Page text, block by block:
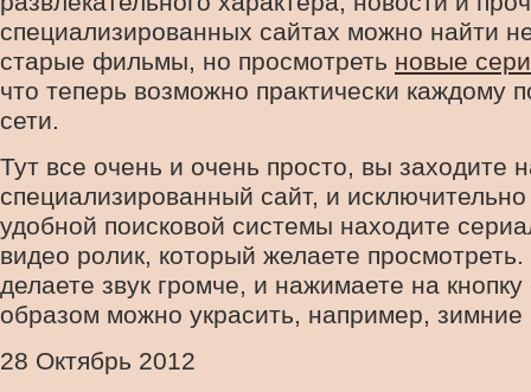
специализированных сайтах можно найти
старые фильмы, но просмотреть новые
что теперь возможно практически каждому
сети.
Тут все очень и очень просто, вы заходите
специализированный сайт, и
удобной поисковой системы находите
видео ролик, который желаете
делаете звук громче, и нажимаете на
образом можно украсить, например, зимние
28 Октябрь 2012